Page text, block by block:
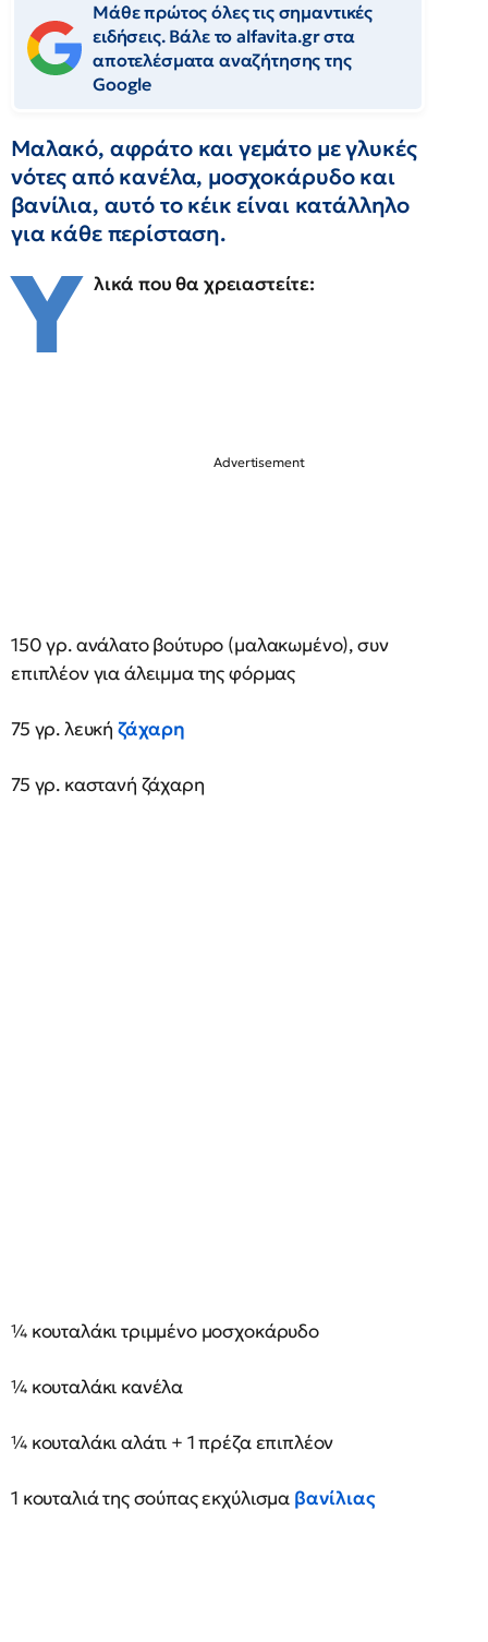
Μάθε πρώτος όλες τις σημαντικές
ειδήσεις. Βάλε το alfavita.gr στα
αποτελέσματα αναζήτησης της
Google
Μαλακό, αφράτο και γεμάτο με γλυκές
νότες από κανέλα, μοσχοκάρυδο και
βανίλια, αυτό το κέικ είναι κατάλληλο
για κάθε περίσταση.
Υ λικά που θα χρειαστείτε:
150 γρ. ανάλατο βούτυρο (μαλακωμένο), συν
επιπλέον για άλειμμα της φόρμας
75 γρ. λευκή ζάχαρη
75 γρ. καστανή ζάχαρη
¼ κουταλάκι τριμμένο μοσχοκάρυδο
¼ κουταλάκι κανέλα
¼ κουταλάκι αλάτι + 1 πρέζα επιπλέον
1 κουταλιά της σούπας εκχύλισμα βανίλιας